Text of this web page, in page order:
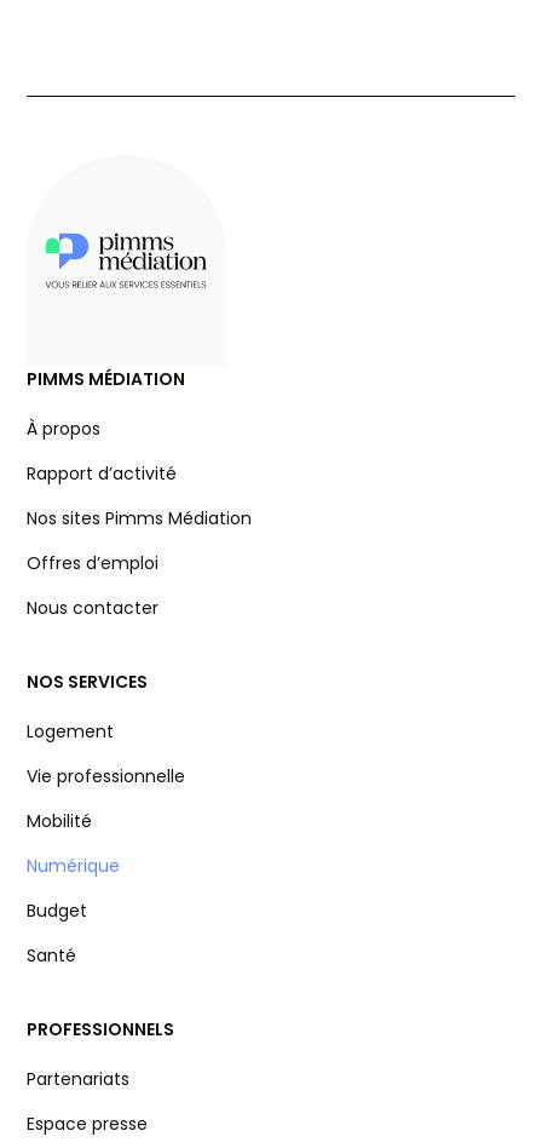
PIMMS MÉDIATION
À propos
Rapport d’activité
Nos sites Pimms Médiation
Offres d’emploi
Nous contacter
NOS SERVICES
Logement
Vie professionnelle
Mobilité
Numérique
Budget
Santé
PROFESSIONNELS
Partenariats
Espace presse